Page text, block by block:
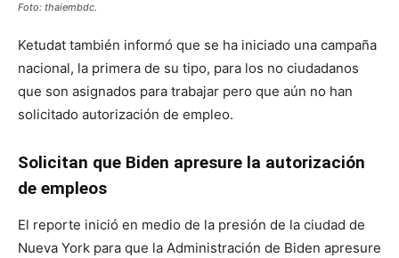
Foto: thaiembdc.
Ketudat también informó que se ha iniciado una campaña
nacional, la primera de su tipo, para los no ciudadanos
que son asignados para trabajar pero que aún no han
solicitado autorización de empleo.
Solicitan que Biden apresure la autorización
de empleos
El reporte inició en medio de la presión de la ciudad de
Nueva York para que la Administración de Biden apresure